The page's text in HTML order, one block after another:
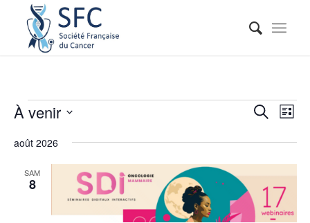
vues
Recherche
de
Liste
À venir
une
août 2026
SAM
8